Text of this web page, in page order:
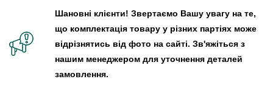
Шановні клієнти! Звертаємо Вашу увагу на те,
що комплектація товару у різних партіях може
відрізнятись від фото на сайті. Зв'яжіться з
нашим менеджером для уточнення деталей
замовлення.